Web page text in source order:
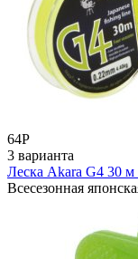
64Р
3 варианта
Леска Akara G4 30 м
Всесезонная